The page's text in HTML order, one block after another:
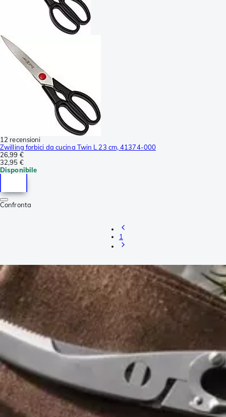
12 recensioni
Zwilling forbici da cucina Twin L 23 cm, 41374-000
26,99 €
32,95 €
Disponibile
Confronta
1